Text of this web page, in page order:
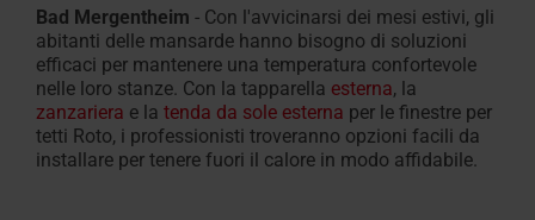
Progetta con Roto
Ristrutturare con Roto
Trova l’ispirazione
Cura e manutenzione
Simulatore di luce naturale
Finestre
a
vasistas/bilico
Finestre
a
Finestra
Riscaldante
Designo
Heat
Finestre
Scale
retrattili
Scale
a
forbice
Botole
tetto
piano
FAQ
Contattaci
Richiesta
di
Architetti e industria edile
Commercio specializzato
Contatto per i
professionisti
Bad Mergentheim - Con l'avvicinarsi dei mesi estivi, gli
abitanti delle mansarde hanno bisogno di soluzioni
efficaci per mantenere una temperatura confortevole
nelle loro stanze. Con la tapparella esterna, la
zanzariera e la tenda da sole esterna per le finestre per
tetti Roto, i professionisti troveranno opzioni facili da
installare per tenere fuori il calore in modo affidabile.